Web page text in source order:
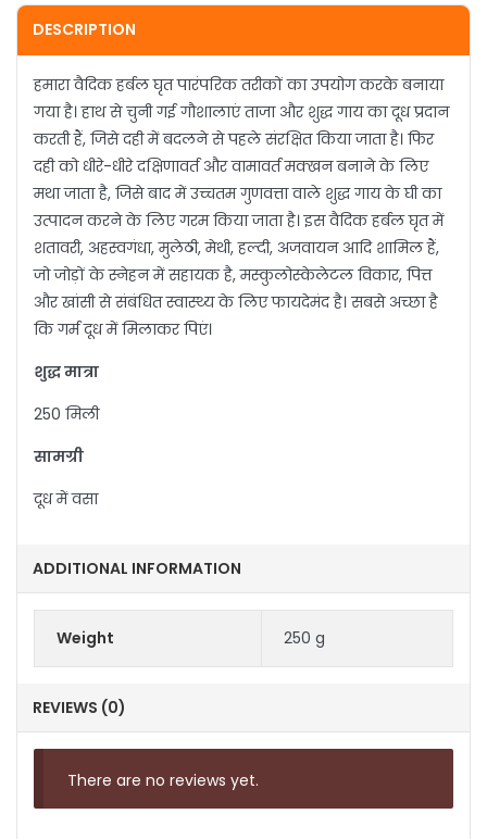
DESCRIPTION
हमारा वैदिक हर्बल घृत पारंपरिक तरीकों का उपयोग करके बनाया
गया है। हाथ से चुनी गई गौशालाएं ताजा और शुद्ध गाय का दूध प्रदान
करती हैं, जिसे दही में बदलने से पहले संरक्षित किया जाता है। फिर
दही को धीरे-धीरे दक्षिणावर्त और वामावर्त मक्खन बनाने के लिए
मथा जाता है, जिसे बाद में उच्चतम गुणवत्ता वाले शुद्ध गाय के घी का
उत्पादन करने के लिए गरम किया जाता है। इस वैदिक हर्बल घृत में
शतावरी, अहस्वगंधा, मुलेठी, मेथी, हल्दी, अजवायन आदि शामिल हैं,
जो जोड़ों के स्नेहन में सहायक है, मस्कुलोस्केलेटल विकार, पित्त
और खांसी से संबंधित स्वास्थ्य के लिए फायदेमंद है। सबसे अच्छा है
कि गर्म दूध में मिलाकर पिएं।
शुद्ध मात्रा
250 मिली
सामग्री
दूध में वसा
ADDITIONAL INFORMATION
Weight 250 g
REVIEWS (0)
There are no reviews yet.